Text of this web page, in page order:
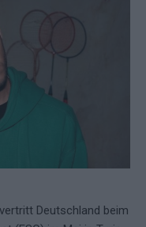
Deutschland beim